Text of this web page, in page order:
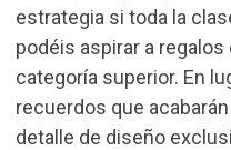
estrategia si toda la
podéis aspirar a
categoría superior. En
recuerdos que
detalle de diseño